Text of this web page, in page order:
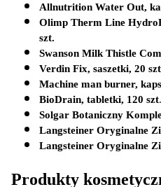
Allnutrition Water Out,
Olimp Therm Line
szt.
Swanson Milk Thistle
Verdin Fix, saszetki, 20
Machine man burner,
BioDrain, tabletki, 120 szt
Solgar Botaniczny
Langsteiner Oryginalne
Langsteiner Oryginalne
Produkty